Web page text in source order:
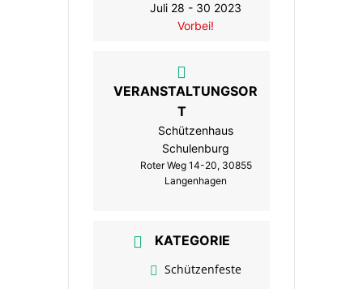
Juli 28 - 30 2023
Vorbei!
VERANSTALTUNGSOR
T
Schützenhaus
Schulenburg
Roter Weg 14-20, 30855
Langenhagen
KATEGORIE
Schützenfeste